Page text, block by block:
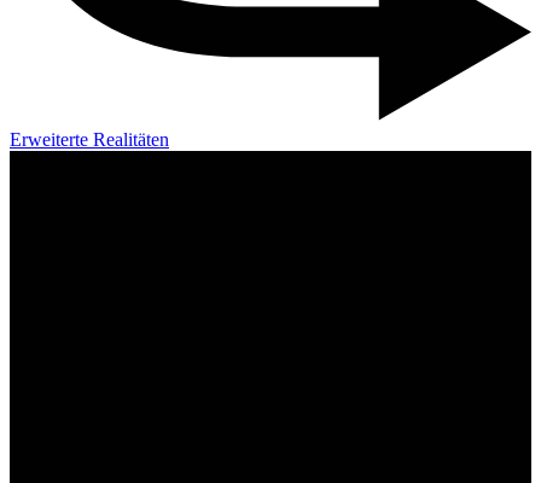
Erweiterte Realitäten